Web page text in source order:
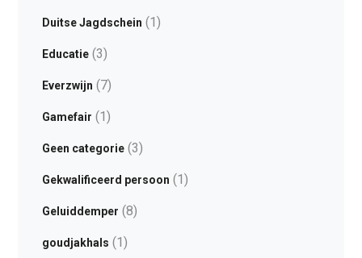
Duitse Jagdschein (1)
Educatie(3)
Everzwijn (7)
Gamefair (1)
Geen categorie(3)
Gekwalificeerd persoon (1)
Geluiddemper (8)
goudjakhals (1)